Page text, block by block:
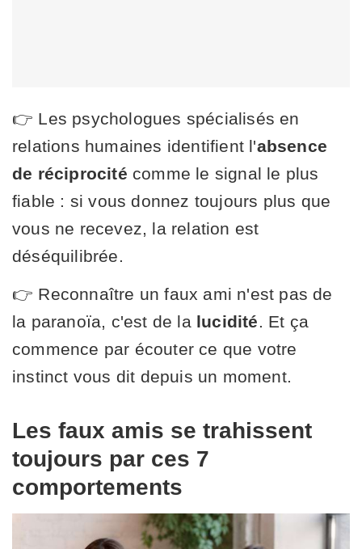
👉 Les psychologues spécialisés en
relations humaines identifient l'absence
de réciprocité comme le signal le plus
fiable : si vous donnez toujours plus que
vous ne recevez, la relation est
déséquilibrée.
👉 Reconnaître un faux ami n'est pas de
la paranoïa, c'est de la lucidité . Et ça
commence par écouter ce que votre
instinct vous dit depuis un moment.
Les faux amis se trahissent
toujours par ces 7
comportements